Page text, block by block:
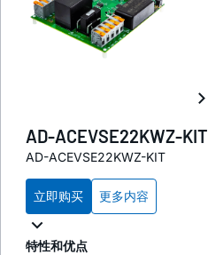
AD-ACEVSE22KWZ-KIT
AD-ACEVSE22KWZ-KIT
立即购买 更多内容
特性和优点